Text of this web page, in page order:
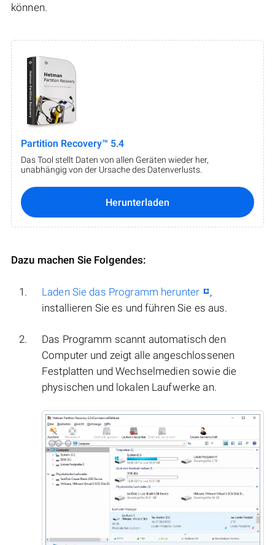
können.
Partition Recovery™ 5.4
Das Tool stellt Daten von allen Geräten wieder her,
unabhängig von der Ursache des Datenverlusts.
Herunterladen
Dazu machen Sie Folgendes:
Laden Sie das Programm herunter
,
installieren Sie es und führen Sie es aus.
Das Programm scannt automatisch den
Computer und zeigt alle angeschlossenen
Festplatten und Wechselmedien sowie die
physischen und lokalen Laufwerke an.